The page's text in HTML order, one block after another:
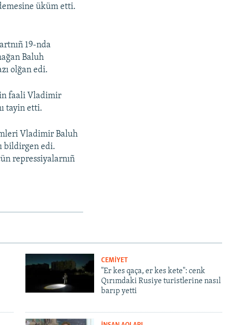
üküm etti.
19-nda
Baluh
olğan edi.
faali Vladimir
tayin etti.
Vladimir Baluh
bildirgen edi.
repressiyalarnıñ
CEMİYET
"Er kes qaça, er kes kete": cenk
Qırımdaki Rusiye turistlerine nasıl
barıp yetti